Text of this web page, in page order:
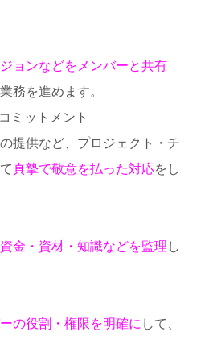
ョンなどをメンバーと共有
務を進めます。
ミットメント
提供など、プロジェクト・チ
真摯で敬意を払った対応をし
資金・資材・知識などを監理 し
の役割・権限を明確に して、